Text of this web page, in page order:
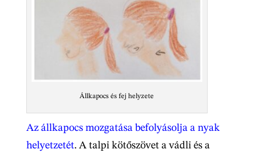
Állkapocs és fej helyzete
Az állkapocs mozgatása befolyásolja a nyak
helyetzetét. A talpi kötőszövet a vádli és a